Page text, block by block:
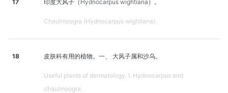
17 印度大风子（Hydnocarpus wightiana）。
Chaulmoogra (Hydnocarpus wightiana).
18 皮肤科有用的植物。一、 大风子属和沙乌。
Useful plants of dermatology. I. Hydnocarpus and
chaulmoogra.